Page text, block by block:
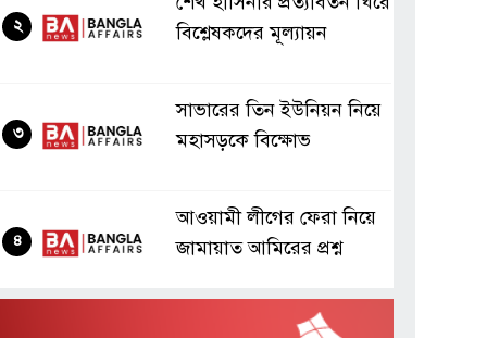
বিশ্লেষকদের মূল্যায়ন
২
সাভারের তিন ইউনিয়ন নিয়ে
মহাসড়কে বিক্ষোভ
৩
আওয়ামী লীগের ফেরা নিয়ে
জামায়াত আমিরের প্রশ্ন
৪
বিদেশি গণমাধ্যমের লাগাম